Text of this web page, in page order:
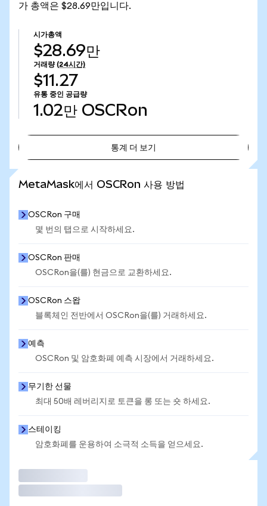
가 총액은 $28.69만입니다.
시가총액
$28.69만
거래량 (24시간)
$11.27
유통 중인 공급량
1.02만 OSCRon
통계 더 보기
MetaMask에서 OSCRon 사용 방법
OSCRon 구매
몇 번의 탭으로 시작하세요.
OSCRon 판매
OSCRon을(를) 현금으로 교환하세요.
OSCRon 스왑
블록체인 전반에서 OSCRon을(를) 거래하세요.
예측
OSCRon 및 암호화폐 예측 시장에서 거래하세요.
무기한 선물
최대 50배 레버리지로 토큰을 롱 또는 숏 하세요.
스테이킹
암호화폐를 운용하여 소극적 소득을 얻으세요.